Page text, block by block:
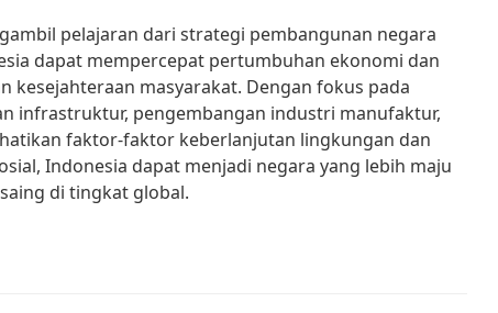
pelajaran dari strategi pembangunan negara
dapat mempercepat pertumbuhan ekonomi dan
kesejahteraan masyarakat. Dengan fokus pada
infrastruktur, pengembangan industri manufaktur,
faktor-faktor keberlanjutan lingkungan dan
Indonesia dapat menjadi negara yang lebih maju
di tingkat global.